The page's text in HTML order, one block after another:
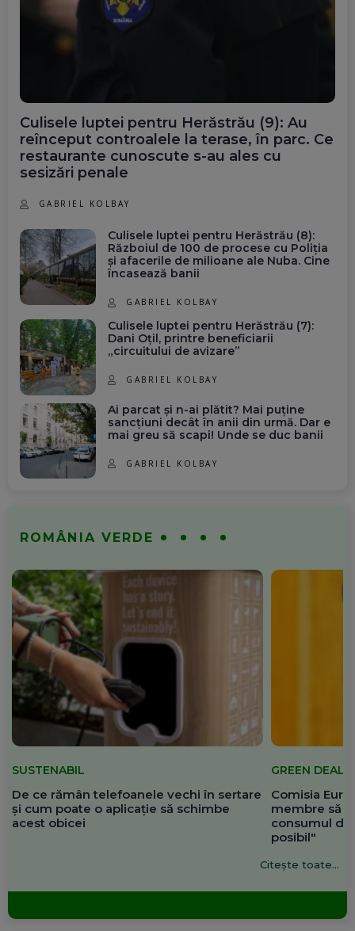
Culisele luptei pentru Herăstrău (9): Au
reînceput controalele la terase, în parc. Ce
restaurante cunoscute s-au ales cu
sesizări penale
GABRIEL KOLBAY
Culisele luptei pentru Herăstrău (8):
Războiul de 100 de procese cu Poliția
și afacerile de milioane ale Nuba. Cine
încasează banii
GABRIEL KOLBAY
Culisele luptei pentru Herăstrău (7):
Dani Oțil, printre beneficiarii
„circuitului de avizare”
GABRIEL KOLBAY
Ai parcat și n-ai plătit? Mai puține
sancțiuni decât în anii din urmă. Dar e
mai greu să scapi! Unde se duc banii
GABRIEL KOLBAY
ROMÂNIA VERDE
SUSTENABIL
De ce rămân telefoanele vechi în sertare
și cum poate o aplicație să schimbe
acest obicei
GREEN DEAL
Comisia
membre să
consumul de
posibil"
Citește toate...